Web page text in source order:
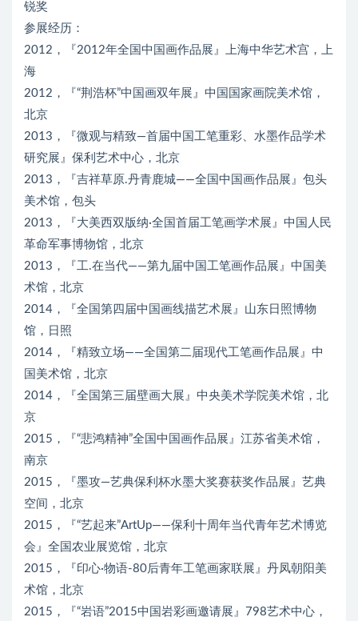
锐奖
参展经历：
2012，『2012年全国中国画作品展』上海中华艺术宫，上
海
2012，『“荆浩杯”中国画双年展』中国国家画院美术馆，
北京
2013，『微观与精致—首届中国工笔重彩、水墨作品学术
研究展』保利艺术中心，北京
2013，『吉祥草原.丹青鹿城——全国中国画作品展』包头
美术馆，包头
2013，『大美西双版纳·全国首届工笔画学术展』中国人民
革命军事博物馆，北京
2013，『工.在当代——第九届中国工笔画作品展』中国美
术馆，北京
2014，『全国第四届中国画线描艺术展』山东日照博物
馆，日照
2014，『精致立场——全国第二届现代工笔画作品展』中
国美术馆，北京
2014，『全国第三届壁画大展』中央美术学院美术馆，北
京
2015，『“悲鸿精神”全国中国画作品展』江苏省美术馆，
南京
2015，『墨攻—艺典保利杯水墨大奖赛获奖作品展』艺典
空间，北京
2015，『“艺起来”ArtUp——保利十周年当代青年艺术博览
会』全国农业展览馆，北京
2015，『印心·物语-80后青年工笔画家联展』丹凤朝阳美
术馆，北京
2015，『“岩语”2015中国岩彩画邀请展』798艺术中心，